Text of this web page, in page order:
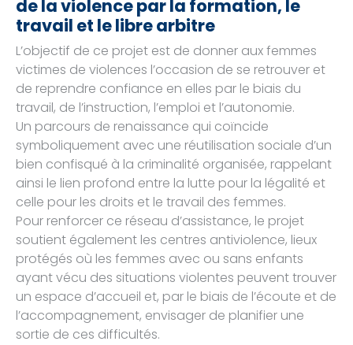
de la violence par la formation, le
travail et le libre arbitre
L’objectif de ce projet est de donner aux femmes
victimes de violences l’occasion de se retrouver et
de reprendre confiance en elles par le biais du
travail, de l’instruction, l’emploi et l’autonomie.
Un parcours de renaissance qui coïncide
symboliquement avec une réutilisation sociale d’un
bien confisqué à la criminalité organisée, rappelant
ainsi le lien profond entre la lutte pour la légalité et
celle pour les droits et le travail des femmes.
Pour renforcer ce réseau d’assistance, le projet
soutient également les centres antiviolence, lieux
protégés où les femmes avec ou sans enfants
ayant vécu des situations violentes peuvent trouver
un espace d’accueil et, par le biais de l’écoute et de
l’accompagnement, envisager de planifier une
sortie de ces difficultés.